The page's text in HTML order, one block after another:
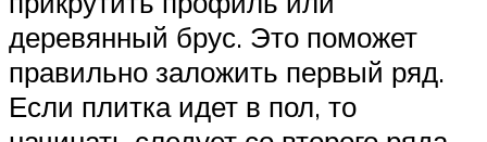
деревянный брус. Это поможет
правильно заложить первый ряд.
Если плитка идет в пол, то